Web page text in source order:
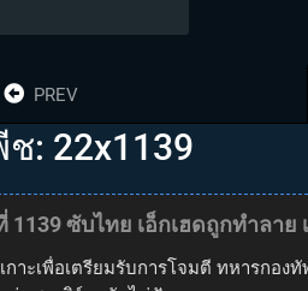
PREV
ช: 22x1139
1139 ซับไทย เอ็กเฮดถูกทำลาย
กาะเพื่อเตรียมรับการโจมตี ทหารกอ